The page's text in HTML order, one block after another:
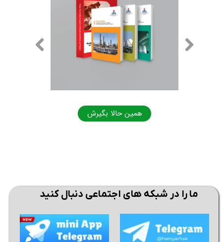
همین حالا بگیرش
ما را در شبکه های اجتماعی دنبال کنید